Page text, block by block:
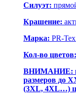
Силуэт:
Крашение:
Марка: PR-
Кол-во цветов:
ВНИМАНИЕ:
размеров до
(3XL, 4XL…)